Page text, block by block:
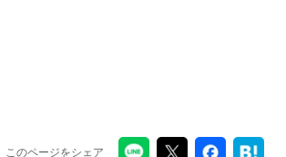
このページをシェア